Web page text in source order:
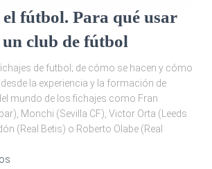
fútbol. Para qué usar
un club de fútbol
de futbol; de cómo se hacen y cómo
la experiencia y la formación de
mundo de los fichajes como Fran
Monchi (Sevilla CF), Victor Orta (Leeds
(Real Betis) o Roberto Olabe (Real